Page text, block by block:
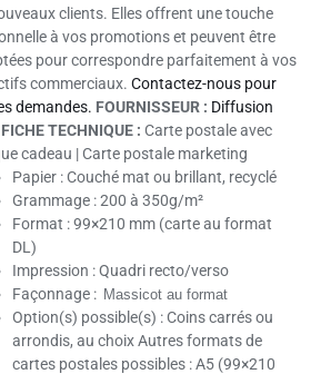
clients. Elles offrent une touche
à vos promotions et peuvent être
pour correspondre parfaitement à vos
commerciaux.Contactez-nous pour
demandes. FOURNISSEUR : Diffusion
FICHE TECHNIQUE :Carte postale avec
cadeau | Carte postale marketing
Papier :Couché mat ou brillant, recyclé
Grammage :200 à 350g/m²
Format : 99×210 mm (carte au format
DL)
Impression :Quadri recto/verso
Façonnage : Massicot au format
Option(s) possible(s) : Coins carrés ou
arrondis, au choix Autres formats de
cartes postales possibles : A5 (99×210